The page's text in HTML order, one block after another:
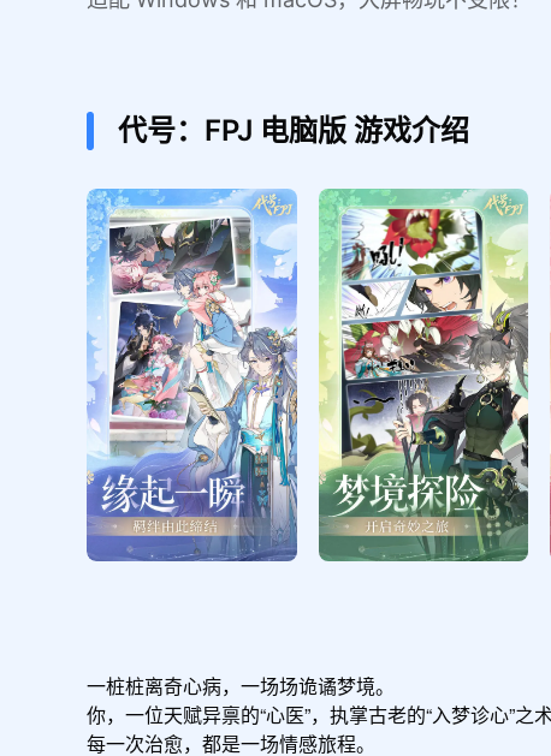
代号：FPJ 电脑版 游戏介绍
一桩桩离奇心病，一场场诡谲梦境。
你，一位天赋异禀的“心医”，执掌古老的“入梦诊心”之
每一次治愈，都是一场情感旅程。